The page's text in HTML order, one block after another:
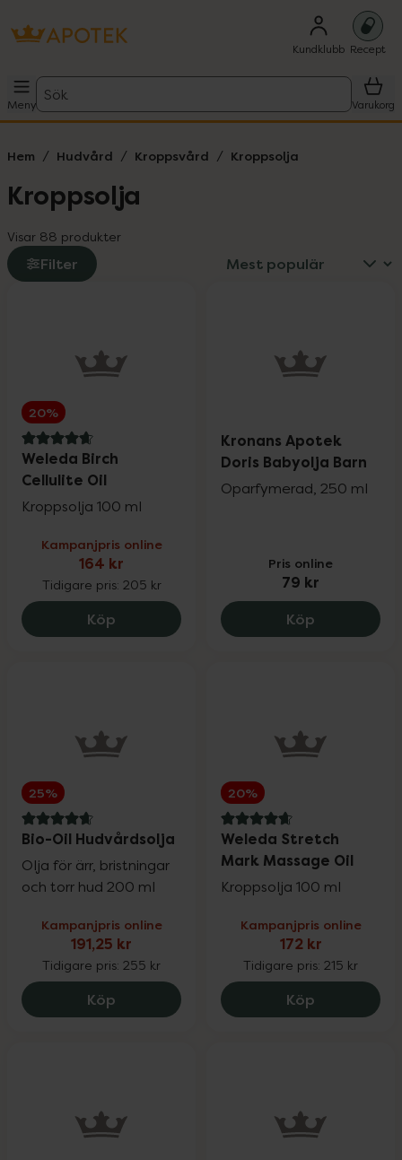
Kundklubb Recept
Meny
Sök
Varukorg
Hem Hudvård Kroppsvård Kroppsolja
Kroppsolja
Visar 88 produkter
Filter
20%
4.9 av 5 i omdöme
Weleda Birch
Cellulite Oil
Kroppsolja 100 ml
Kampanjpris online
164 kr
Tidigare pris: 205 kr
Köp Weleda Birch Cellulite Oil, 164 kr.
Kronans Apotek
Doris Babyolja Barn
Oparfymerad, 250 ml
Pris online
79 kr
Köp Kronans
25%
4.7 av 5 i omdöme
Bio-Oil Hudvårdsolja
Olja för ärr, bristningar
och torr hud 200 ml
Kampanjpris online
191,25 kr
Tidigare pris: 255 kr
Köp Bio-Oil Hudvårdsolja, 191.25 kr.
20%
4.7 av 5 i omdöme
Weleda Stretch
Mark Massage Oil
Kroppsolja 100 ml
Kampanjpris online
172 kr
Tidigare pris: 215 kr
Köp Weleda